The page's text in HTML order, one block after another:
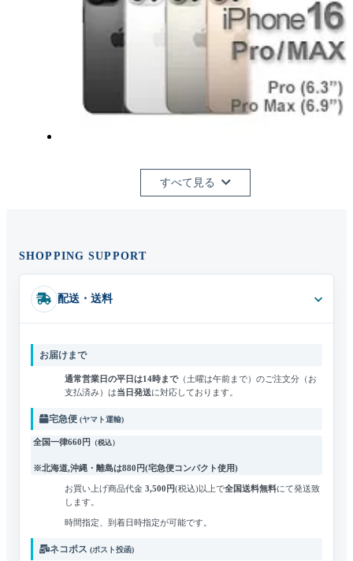
すべて見る
SHOPPING SUPPORT
配送・送料
お届けまで
通常営業日の平日は14時まで（土曜は午前まで）のご注文分（お
支払済み）は当日発送に対応しております。
宅急便(ヤマト運輸)
全国一律660円 （税込）
※北海道,沖縄・離島は880円(宅急便コンパクト使用)
お買い上げ商品代金 3,500円(税込)以上で全国送料無料にて発送致
します。
時間指定、到着日時指定が可能です。
ネコポス(ポスト投函)